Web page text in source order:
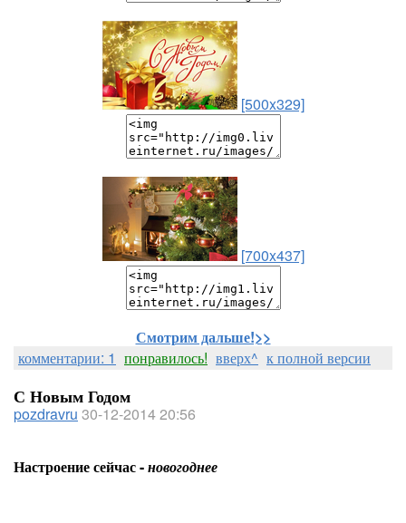
[500x329]
[700x437]
Смотрим дальше!>>
комментарии: 1 понравилось! вверх^ к полной версии
С Новым Годом
pozdravru 30-12-2014 20:56
Настроение сейчас -новогоднее